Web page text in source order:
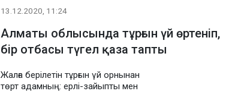
13.12.2020, 11:24
Алматы облысында тұрғын үй өртеніп,
бір отбасы түгел қаза тапты
Жалға берілетін тұрғын үй орнынан
төрт адамның: ерлі-зайыпты мен